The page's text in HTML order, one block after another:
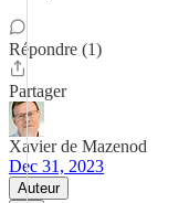
Répondre (1)
Partager
Xavier de Mazenod
Dec 31, 2023
Auteur